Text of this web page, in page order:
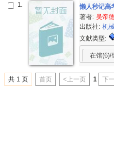
1.
懒人秒记高
著者:吴帝
出版社:机
文献类型:
在馆(6)/
共 1 页 首页 <上一页 1 下